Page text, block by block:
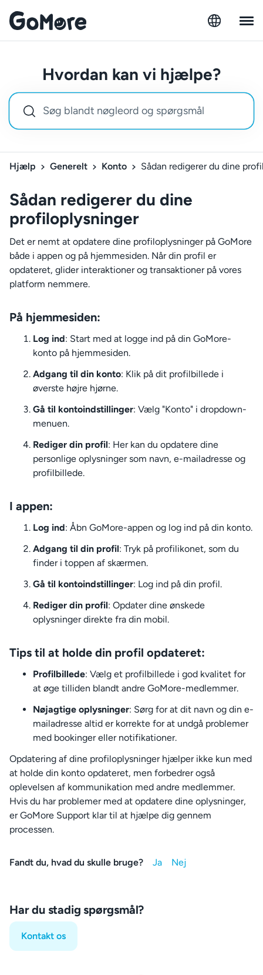
Hvordan kan vi hjælpe?
Hjælp Generelt Konto Sådan redigerer du dine
Sådan redigerer du dine
profiloplysninger
Det er nemt at opdatere dine profiloplysninger på GoMore
både i appen og på hjemmesiden. Når din profil er
opdateret, glider interaktioner og transaktioner på vores
platform nemmere.
På hjemmesiden:
Log ind: Start med at logge ind på din GoMore-
konto på hjemmesiden.
Adgang til din konto: Klik på dit profilbillede i
øverste højre hjørne.
Gå til kontoindstillinger: Vælg "Konto" i dropdown-
menuen.
Rediger din profil: Her kan du opdatere dine
personlige oplysninger som navn, e-mailadresse og
profilbillede.
I appen:
Log ind: Åbn GoMore-appen og log ind på din konto.
Adgang til din profil: Tryk på profilikonet, som du
finder i toppen af skærmen.
Gå til kontoindstillinger: Log ind på din profil.
Rediger din profil: Opdater dine ønskede
oplysninger direkte fra din mobil.
Tips til at holde din profil opdateret:
Profilbillede: Vælg et profilbillede i god kvalitet for
at øge tilliden blandt andre GoMore-medlemmer.
Nøjagtige oplysninger: Sørg for at dit navn og din e-
mailadresse altid er korrekte for at undgå problemer
med bookinger eller notifikationer.
Opdatering af dine profiloplysninger hjælper ikke kun med
at holde din konto opdateret, men forbedrer også
oplevelsen af kommunikation med andre medlemmer.
Hvis du har problemer med at opdatere dine oplysninger,
er GoMore Support klar til at hjælpe dig gennem
processen.
Fandt du, hvad du skulle bruge?
Har du stadig spørgsmål?
Kontakt os